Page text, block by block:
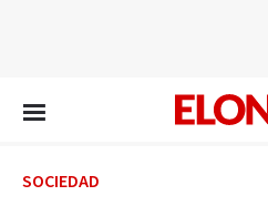
SOCIEDAD